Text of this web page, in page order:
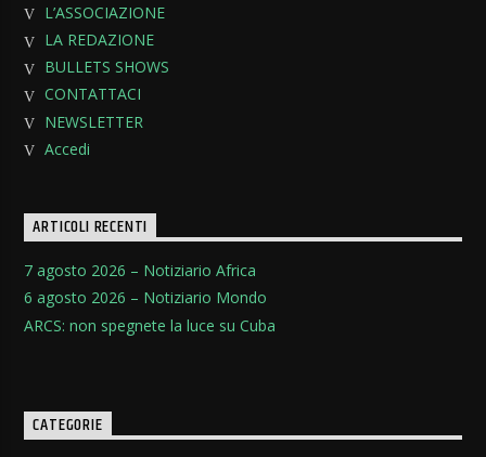
L’ASSOCIAZIONE
LA REDAZIONE
BULLETS SHOWS
CONTATTACI
NEWSLETTER
Accedi
ARTICOLI RECENTI
7 agosto 2026 – Notiziario Africa
6 agosto 2026 – Notiziario Mondo
ARCS: non spegnete la luce su Cuba
CATEGORIE